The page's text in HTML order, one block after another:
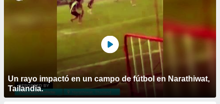
Un rayo impactó en un campo de fútbol en Narathiwat,
Tailandia.